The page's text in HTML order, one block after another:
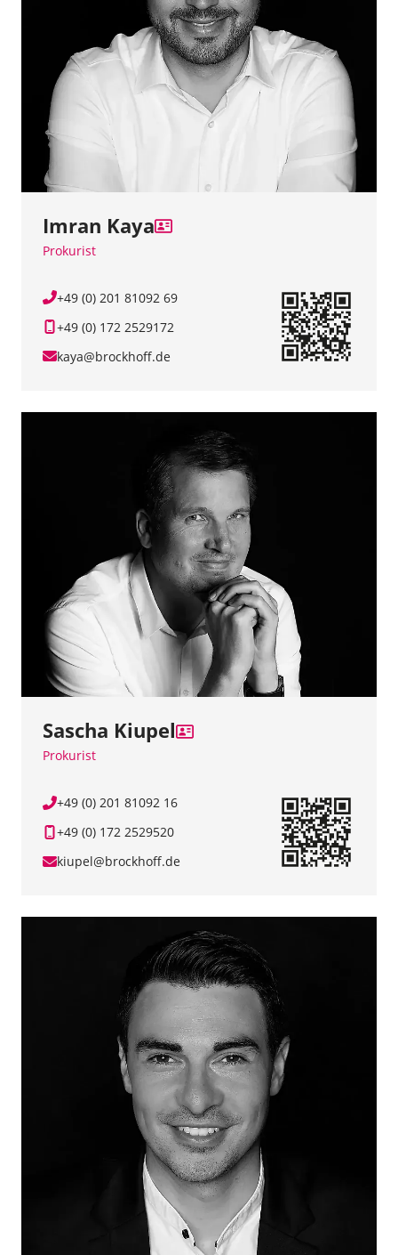
Imran Kaya
Prokurist
+49 (0) 201 81092 69
+49 (0) 172 2529172
kaya@brockhoff.de
Sascha Kiupel
Prokurist
+49 (0) 201 81092 16
+49 (0) 172 2529520
kiupel@brockhoff.de